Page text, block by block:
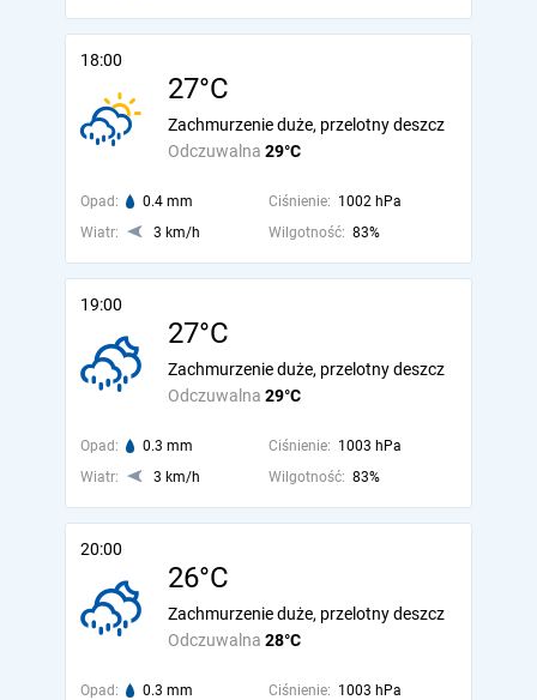
18:00
27°C
Odczuwalna 29°C
Zachmurzenie duże, przelotny deszcz
Opad: 0.4 mm Ciśnienie: 1002 hPa
Wiatr:
3 km/h Wilgotność: 83%
19:00
27°C
Odczuwalna 29°C
Zachmurzenie duże, przelotny deszcz
Opad: 0.3 mm Ciśnienie: 1003 hPa
Wiatr:
3 km/h Wilgotność: 83%
20:00
26°C
Odczuwalna 28°C
Zachmurzenie duże, przelotny deszcz
Opad: 0.3 mm Ciśnienie: 1003 hPa